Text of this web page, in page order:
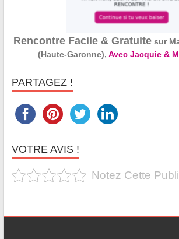
Rencontre Facile & Gratuite sur
(Haute-Garonne),Avec Jacquie &
PARTAGEZ !
VOTRE AVIS !
Notez Cette